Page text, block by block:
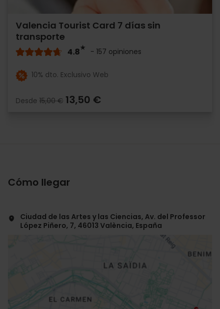
Valencia Tourist Card 7 días sin
transporte
4.8 - 157 opiniones
10% dto. Exclusivo Web
Desde 15,00 € 13,50 €
Cómo llegar
Ciudad de las Artes y las Ciencias, Av. del Professor
López Piñero, 7, 46013 València, España